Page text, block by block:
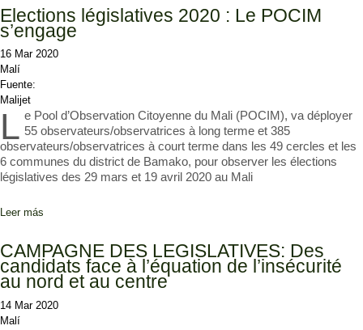
Gadjigo
Elections législatives 2020 : Le POCIM
s’engage
16 Mar 2020
Malí
Fuente:
Malijet
L e Pool d’Observation Citoyenne du Mali (POCIM), va déployer
55 observateurs/observatrices à long terme et 385
observateurs/observatrices à court terme dans les 49 cercles et les
6 communes du district de Bamako, pour observer les élections
législatives des 29 mars et 19 avril 2020 au Mali
Leer más
CAMPAGNE DES LEGISLATIVES: Des
candidats face à l’équation de l’insécurité
au nord et au centre
14 Mar 2020
Malí